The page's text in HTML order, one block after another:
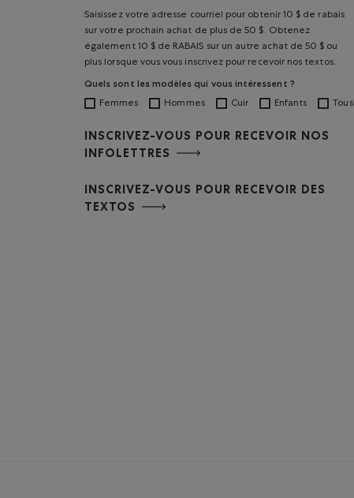
Saisissez votre adresse courriel pour obtenir 10 $ de rabais
sur votre prochain achat de plus de 50 $. Obtenez
également 10 $ de RABAIS sur un autre achat de 50 $ ou
plus lorsque vous vous inscrivez pour recevoir nos textos.
Quels sont les modèles qui vous intéressent ?
Femmes Hommes Cuir Enfants Tous
INSCRIVEZ-VOUS POUR RECEVOIR NOS
INFOLETTRES
INSCRIVEZ-VOUS POUR RECEVOIR DES
TEXTOS